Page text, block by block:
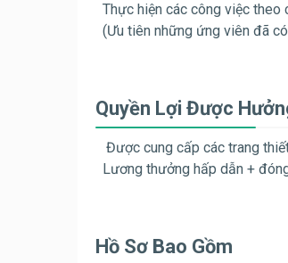
Thực hiện các công việc theo
(Ưu tiên những ứng viên đã
Quyền Lợi Được
Được cung cấp các trang
Lương thưởng hấp dẫn +
Hồ Sơ Bao Gồm